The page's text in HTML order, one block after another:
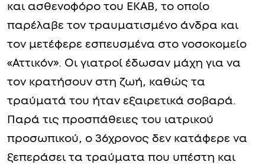
και ασθενοφόρο του ΕΚΑΒ, το οποίο
παρέλαβε τον τραυματισμένο άνδρα και
τον μετέφερε εσπευσμένα στο νοσοκομείο
«Αττικόν». Οι γιατροί έδωσαν μάχη για να
τον κρατήσουν στη ζωή, καθώς τα
τραύματά του ήταν εξαιρετικά σοβαρά.
Παρά τις προσπάθειες του ιατρικού
προσωπικού, ο 36χρονος δεν κατάφερε να
ξεπεράσει τα τραύματα που υπέστη και